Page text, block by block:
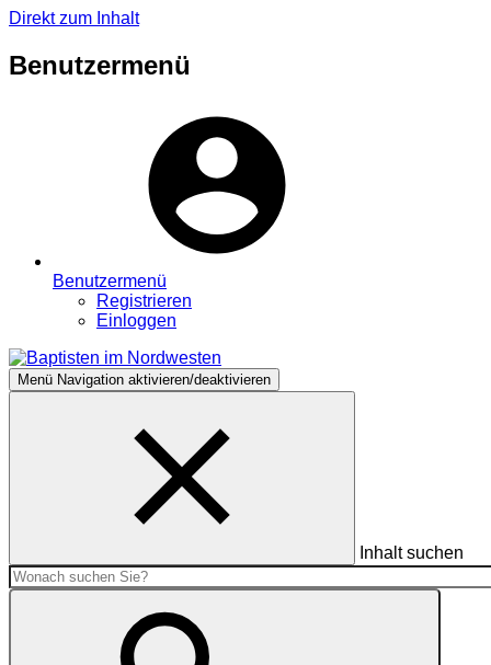
Direkt zum Inhalt
Benutzermenü
Benutzermenü
Registrieren
Einloggen
Menü Navigation aktivieren/deaktivieren
Inhalt suchen